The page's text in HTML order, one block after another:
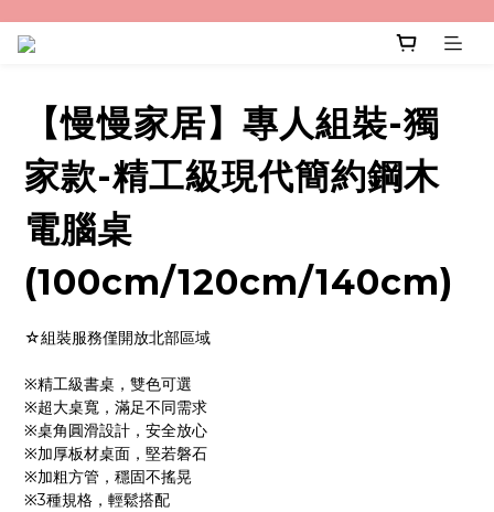
【慢慢家居】專人組裝-獨
家款-精工級現代簡約鋼木
電腦桌
(100cm/120cm/140cm)
☆組裝服務僅開放北部區域
※精工級書桌，雙色可選
※超大桌寬，滿足不同需求
※桌角圓滑設計，安全放心
※加厚板材桌面，堅若磐石
※加粗方管，穩固不搖晃
※3種規格，輕鬆搭配